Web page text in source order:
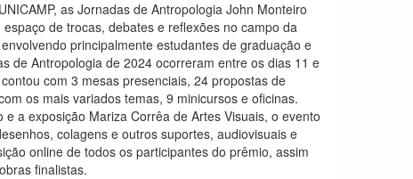
as Jornadas de Antropologia John Monteiro
de trocas, debates e reflexões no campo da
principalmente estudantes de graduação e
de Antropologia de 2024 ocorreram entre os dias 11 e
com 3 mesas presenciais, 24 propostas de
os mais variados temas, 9 minicursos e oficinas.
a exposição Mariza Corrêa de Artes Visuais, o evento
colagens e outros suportes, audiovisuais e
online de todos os participantes do prêmio, assim
finalistas.